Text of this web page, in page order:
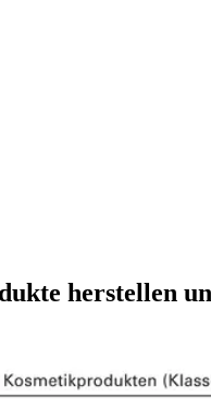
herstellen